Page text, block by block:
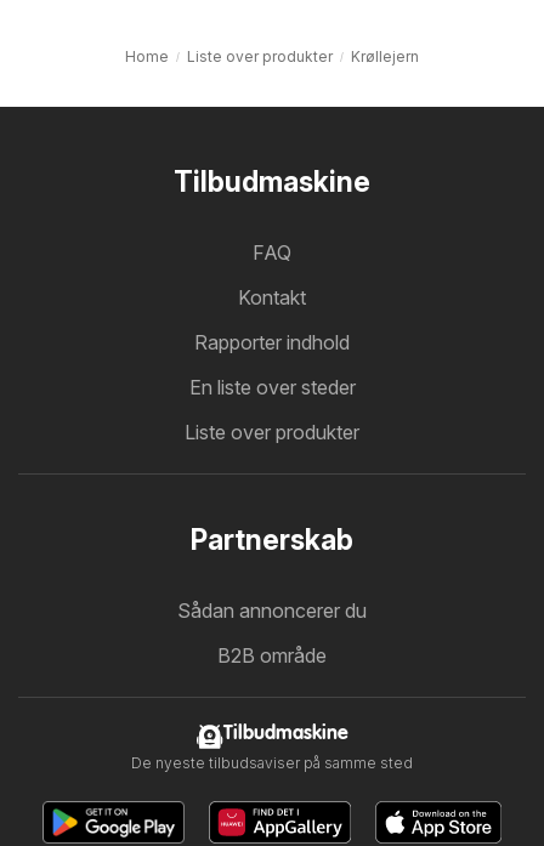
Home Liste over produkter Krøllejern
Tilbudmaskine
FAQ
Kontakt
Rapporter indhold
En liste over steder
Liste over produkter
Partnerskab
Sådan annoncerer du
B2B område
Tilbudmaskine
De nyeste tilbudsaviser på samme sted